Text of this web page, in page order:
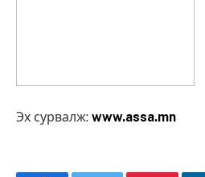
Эх сурвалж: www.assa.mn